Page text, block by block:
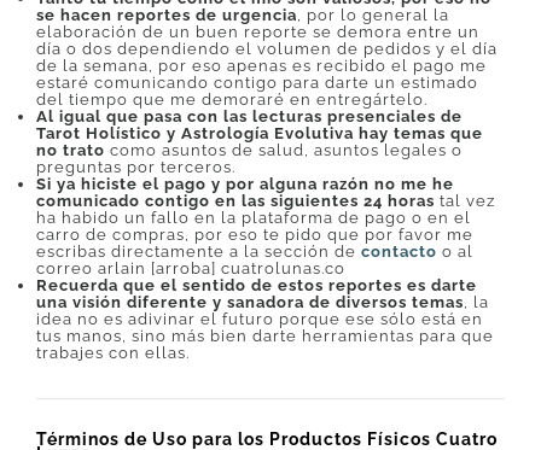
se hacen reportes de urgencia , por lo general la
elaboración de un buen reporte se demora entre un
día o dos dependiendo el volumen de pedidos y el día
de la semana, por eso apenas es recibido el pago me
estaré comunicando contigo para darte un estimado
del tiempo que me demoraré en entregártelo.
Al igual que pasa con las lecturas presenciales de
Tarot Holístico y Astrología Evolutiva hay temas que
no trato como asuntos de salud, asuntos legales o
preguntas por terceros.
Si ya hiciste el pago y por alguna razón no me he
comunicado contigo en las siguientes 24 horas tal vez
ha habido un fallo en la plataforma de pago o en el
carro de compras, por eso te pido que por favor me
escribas directamente a la sección de contacto o al
correo arlain [arroba] cuatrolunas.co
Recuerda que el sentido de estos reportes es darte
una visión diferente y sanadora de diversos temas , la
idea no es adivinar el futuro porque ese sólo está en
tus manos, sino más bien darte herramientas para que
trabajes con ellas.
Términos de Uso para los Productos Físicos Cuatro